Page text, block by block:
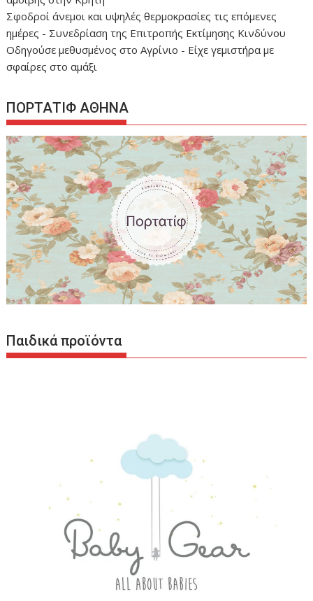
Σφοδροί άνεμοι και υψηλές θερμοκρασίες τις επόμενες
ημέρες - Συνεδρίαση της Επιτροπής Εκτίμησης Κινδύνου
Οδηγούσε μεθυσμένος στο Αγρίνιο - Είχε γεμιστήρα με
σφαίρες στο αμάξι
ΠΟΡΤΑΤΙΦ ΑΘΗΝΑ
Παιδικά προϊόντα